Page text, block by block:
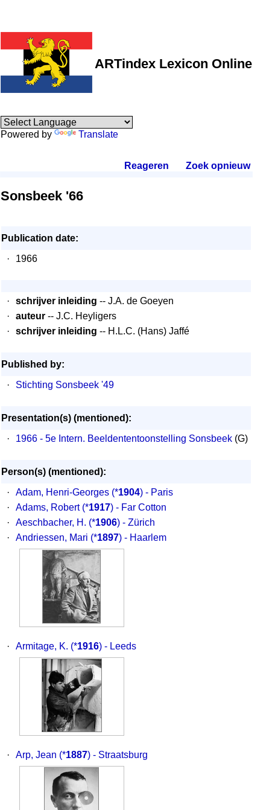
ARTindex Lexicon Online
Powered by Translate
Reageren Zoek opnieuw.
Sonsbeek '66
Publication date:
·
1966
· schrijver inleiding -- J.A. de Goeyen
·
auteur-- J.C. Heyligers
·
schrijver inleiding -- H.L.C. (Hans) Jaffé
Published by:
·
Stichting Sonsbeek '49
Presentation(s) (mentioned):
·
1966 - 5e Intern. Beeldententoonstelling Sonsbeek(G)
Person(s) (mentioned):
·
Adam, Henri-Georges (*1904) - Paris
·
Adams, Robert (*1917) - Far Cotton
·
Aeschbacher, H. (*1906) - Zürich
·
Andriessen, Mari (*1897) - Haarlem
· Armitage, K. (*1916) - Leeds
· Arp, Jean (*1887) - Straatsburg